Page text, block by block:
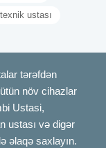
düzgün
icranın
itkisi deməkdir.
zaman daha
ilə bitmir.
bu prosesə
ustası
tərəfdən
növ cihazlar
Ustasi,
ustası və digər
əlaqə saxlayın.